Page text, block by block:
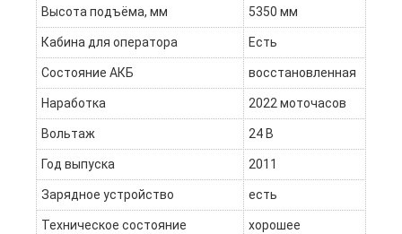
Высота подъёма, мм 5350 мм
Кабина для оператора Есть
Состояние АКБ восстановленная
Наработка 2022 моточасов
Вольтаж 24 В
Год выпуска 2011
Зарядное устройство есть
Техническое состояние хорошее